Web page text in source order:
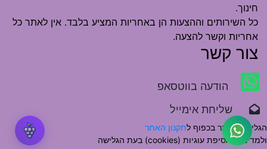
חינוך.
כל השירותים וההצעות הן באחריות המציע בלבד. אין לאתר כל
אחריות וקשר להצעה.
צור קשר
הודעה בווטסאפ
שליחת אימייל
הגלישה באתר בכפוף לתקנון האתר
ולמדיניות אסיפת עוגיות (cookies) בעת הגלישה